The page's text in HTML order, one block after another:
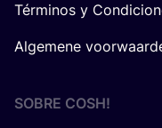
Términos y
Algemene
SOBRE COSH!